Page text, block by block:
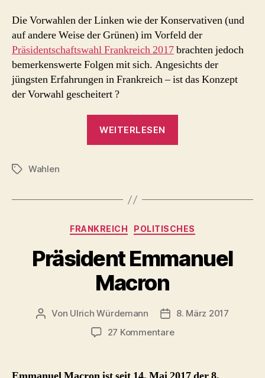
Die Vorwahlen der Linken wie der Konservativen (und
auf andere Weise der Grünen) im Vorfeld der
Präsidentschaftswahl Frankreich 2017brachten jedoch
bemerkenswerte Folgen mit sich. Angesichts der
jüngsten Erfahrungen in Frankreich – ist das Konzept
der Vorwahl gescheitert ?
WEITERLESEN
gescheitert
–
Erfahrungen
in
Schlagwörter
Wahlen
Kategorien
FRANKREICH POLITISCHES
Präsident Emmanuel
Macron
Beitragsautor
Von Ulrich Würdemann Beitragsdatum
8. März 2017
27 Kommentarezu
Macron